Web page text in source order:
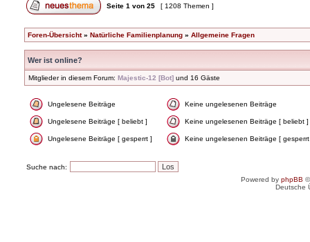
Seite 1 von 25 [ 1208 Themen ]
Foren-Übersicht» Natürliche Familienplanung » Allgemeine Fragen
Wer ist online?
Mitglieder in diesem Forum: Majestic-12 [Bot] und 16 Gäste
Ungelesene Beiträge Keine ungelesenen Beiträge
Ungelesene Beiträge [ beliebt ] Keine ungelesenen Beiträge [ beliebt ]
Ungelesene Beiträge [ gesperrt ] Keine ungelesenen Beiträge [
Suche nach:
Powered by phpBB
Deutsche